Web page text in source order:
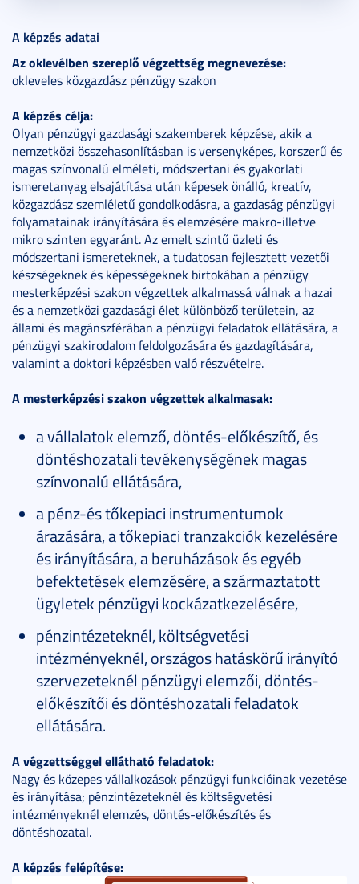
A képzés adatai
Az oklevélben szereplő végzettség megnevezése:
okleveles közgazdász pénzügy szakon
A képzés célja:
Olyan pénzügyi gazdasági szakemberek képzése, akik a
nemzetközi összehasonlításban is versenyképes, korszerű és
magas színvonalú elméleti, módszertani és gyakorlati
ismeretanyag elsajátítása után képesek önálló, kreatív,
közgazdász szemléletű gondolkodásra, a gazdaság pénzügyi
folyamatainak irányítására és elemzésére makro-illetve
mikro szinten egyaránt. Az emelt szintű üzleti és
módszertani ismereteknek, a tudatosan fejlesztett vezetői
készségeknek és képességeknek birtokában a pénzügy
mesterképzési szakon végzettek alkalmassá válnak a hazai
és a nemzetközi gazdasági élet különböző területein, az
állami és magánszférában a pénzügyi feladatok ellátására, a
pénzügyi szakirodalom feldolgozására és gazdagítására,
valamint a doktori képzésben való részvételre.
A mesterképzési szakon végzettek alkalmasak:
a vállalatok elemző, döntés-előkészítő, és
döntéshozatali tevékenységének magas
színvonalú ellátására,
a pénz-és tőkepiaci instrumentumok
árazására, a tőkepiaci tranzakciók kezelésére
és irányítására, a beruházások és egyéb
befektetések elemzésére, a származtatott
ügyletek pénzügyi kockázatkezelésére,
pénzintézeteknél, költségvetési
intézményeknél, országos hatáskörű irányító
szervezeteknél pénzügyi elemzői, döntés-
előkészítői és döntéshozatali feladatok
ellátására.
A végzettséggel ellátható feladatok:
Nagy és közepes vállalkozások pénzügyi funkcióinak vezetése
és irányítása; pénzintézeteknél és költségvetési
intézményeknél elemzés, döntés-előkészítés és
döntéshozatal.
A képzés felépítése: